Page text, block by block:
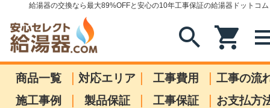
給湯器の交換なら最大89%OFFと安心の10年工事保証の給湯器ドットコム
search shopping_cart
商品一覧 | 対応エリア | 工事費用 | 工事の流
施工事例
| 製品保証 | 工事保証 | お支払方